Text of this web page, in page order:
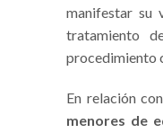
manifestar su
tratamiento
procedimiento
En relación
menores de